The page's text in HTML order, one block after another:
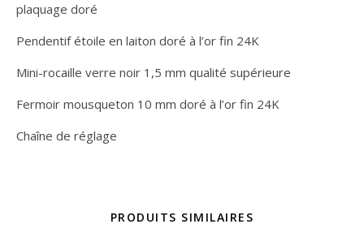
plaquage doré
Pendentif étoile en laiton doré à l’or fin 24K
Mini-rocaille verre noir 1,5 mm qualité supérieure
Fermoir mousqueton 10 mm doré à l’or fin 24K
Chaîne de réglage
PRODUITS SIMILAIRES